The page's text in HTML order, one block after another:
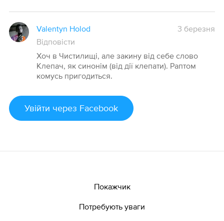
Valentyn Holod
3 березня
Відповісти
Хоч в Чистилищі, але закину від себе слово
Клепач, як синонім (від дії клепати). Раптом
комусь пригодиться.
Увійти через Facebook
Покажчик
Потребують уваги